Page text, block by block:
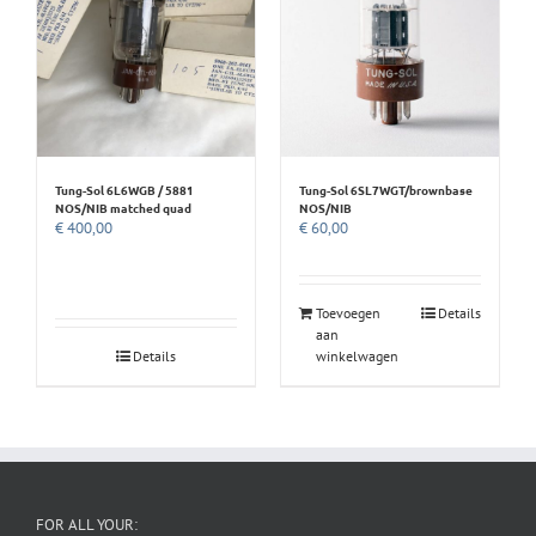
Tung-Sol 6L6WGB / 5881
NOS/NIB matched quad
€400,00
Details
Tung-Sol 6SL7WGT/brownbase
NOS/NIB
€60,00
Toevoegen
aan
winkelwagen
Details
FOR ALL YOUR: